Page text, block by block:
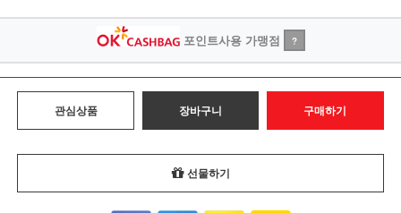
포인트사용 가맹점 ?
관심상품 장바구니 구매하기
선물하기